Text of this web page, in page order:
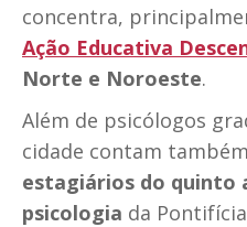
concentra,
Ação Educativa
Norte e Noroeste.
Além de psicólogos
cidade contam
estagiários do quinto
psicologia da